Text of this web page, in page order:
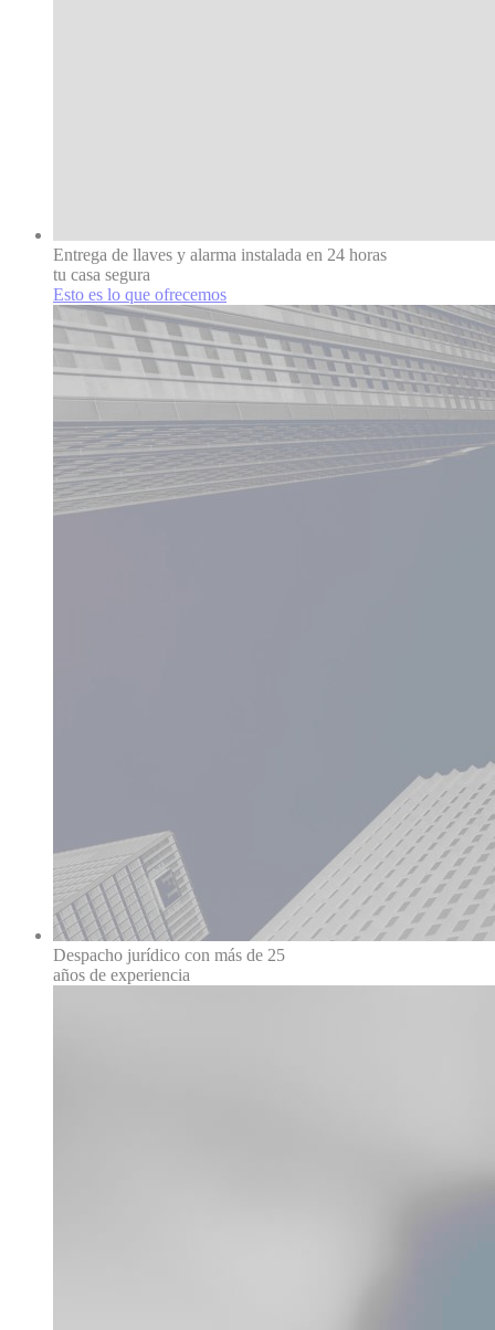
Entrega de llaves y alarma instalada en 24 horas
tu casa segura
Esto es lo que ofrecemos
Despacho jurídico con más de 25
años de experiencia